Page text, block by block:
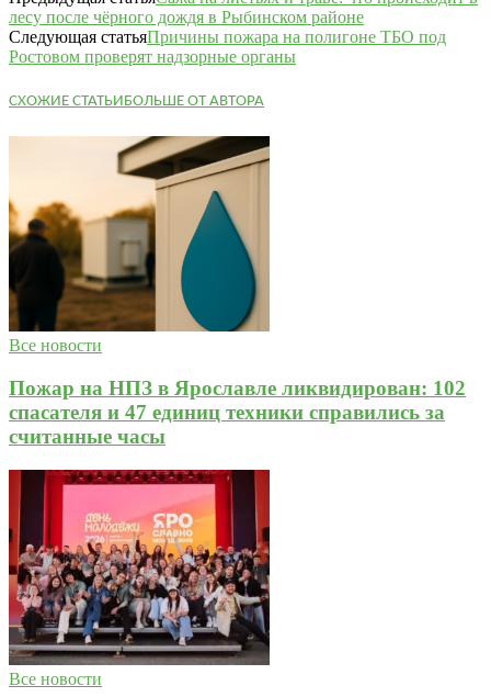
лесу после чёрного дождя в Рыбинском районе
Следующая статьяПричины пожара на полигоне ТБО под
Ростовом проверят надзорные органы
СХОЖИЕ СТАТЬИБОЛЬШЕ ОТ АВТОРА
Все новости
Пожар на НПЗ в Ярославле ликвидирован: 102
спасателя и 47 единиц техники справились за
считанные часы
Все новости